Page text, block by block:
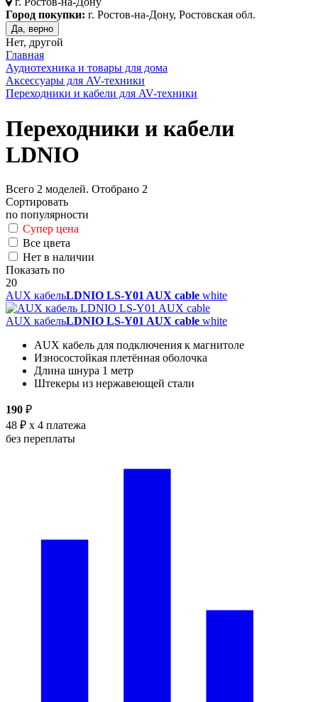
Город покупки: г. Ростов-на-Дону, Ростовская обл.
Да, верно
Нет, другой
Главная
Аудиотехника и товары для дома
Аксессуары для AV-техники
Переходники и кабели для AV-техники
Переходники и кабели
LDNIO
Всего 2 моделей. Отобрано 2
Сортировать
по популярности
Супер цена
Все цвета
Нет в наличии
Показать по
20
AUX кабельLDNIO LS-Y01 AUX cable white
AUX кабельLDNIO LS-Y01 AUX cable white
AUX кабель для подключения к магнитоле
Износостойкая плетённая оболочка
Длина шнура 1 метр
Штекеры из нержавеющей стали
190 ₽
48 ₽ x 4 платежа
без переплаты